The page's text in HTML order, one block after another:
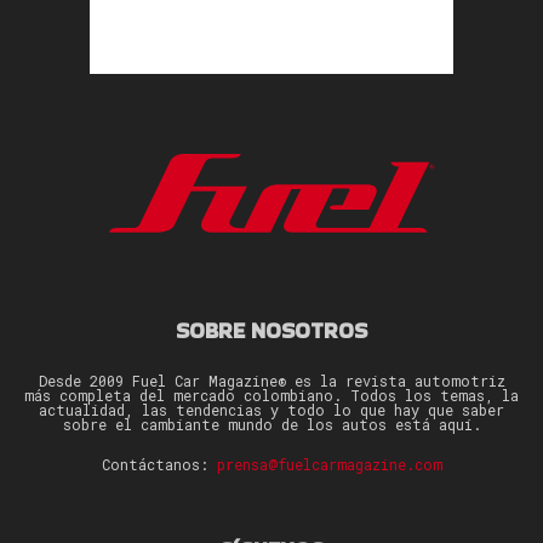
SOBRE NOSOTROS
Desde 2009 Fuel Car Magazine® es la revista automotriz
más completa del mercado colombiano. Todos los temas, la
actualidad, las tendencias y todo lo que hay que saber
sobre el cambiante mundo de los autos está aquí.
Contáctanos: prensa@fuelcarmagazine.com